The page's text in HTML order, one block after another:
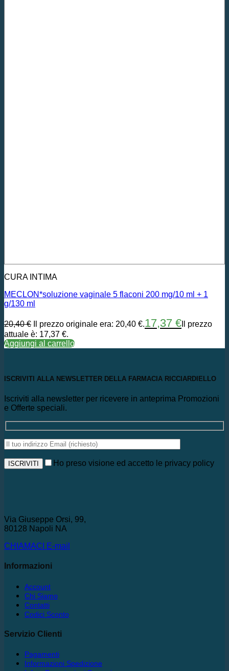
CURA INTIMA
MECLON*soluzione vaginale 5 flaconi 200 mg/10 ml + 1
g/130 ml
20,40€ Il prezzo originale era: 20,40 €.17,37 € Il prezzo
attuale è: 17,37 €.
Aggiungi al carrello
ISCRIVITI ALLA NEWSLETTER DELLA FARMACIA RICCIARDIELLO
Iscriviti alla newsletter per ricevere in anteprima Promozioni
e Offerte speciali.
Ho preso visione ed accetto le privacy policy
Via Giuseppe Orsi, 99,
80128 Napoli NA
CHIAMACI
E-mail
Informazioni
Account
Chi Siamo
Contatti
Codici Sconto
Servizio Clienti
Pagamenti
Informazioni Spedizione